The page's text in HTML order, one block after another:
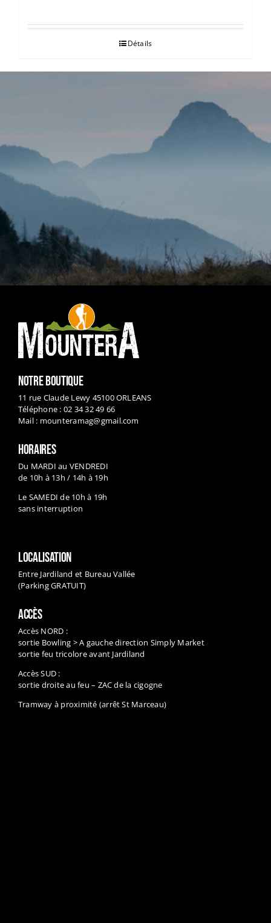
Détails
NOTRE BOUTIQUE
11 rue Claude Lewy 45100 ORLEANS
Téléphone : 02 34 32 49 66
Mail : mounteramag@gmail.com
HORAIRES
Du MARDI au VENDREDI
de 10h à 13h / 14h à 19h
Le SAMEDI de 10h à 19h
sans interruption
LOCALISATION
Entre Jardiland et Bureau Vallée
(Parking GRATUIT)
ACCÈS
Accès NORD :
sortie Bowling > A gauche direction Simply Market
sortie feu tricolore avant Jardiland
Accès SUD :
sortie droite au feu – ZAC de la cigogne
Tramway à proximité (arrêt St Marceau)